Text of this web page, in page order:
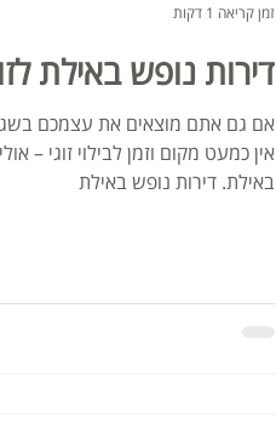
דירות נופש באילת
אם גם אתם מוצאים את עצמכם
אין כמעט מקום וזמן לבילוי זוגי –
באילת. דירות נופש באילת
זמן קריאה 1 דקות